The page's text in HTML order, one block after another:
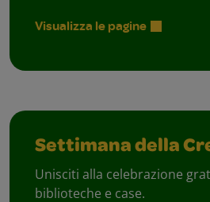
Visualizza le pagine
Settimana della
Unisciti alla celebrazione
biblioteche e case.